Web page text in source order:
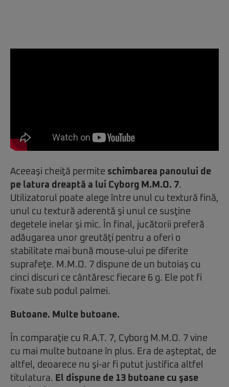
Aceeaşi cheiţă permite schimbarea panoului de
pe latura dreaptă a lui Cyborg M.M.O. 7.
Utilizatorul poate alege între unul cu textură fină,
unul cu textură aderentă şi unul ce susţine
degetele inelar şi mic. În final, jucătorii preferă
adăugarea unor greutăţi pentru a oferi o
stabilitate mai bună mouse-ului pe diferite
suprafeţe. M.M.O. 7 dispune de un butoiaş cu
cinci discuri ce cântăresc fiecare 6 g. Ele pot fi
fixate sub podul palmei.
Butoane. Multe butoane.
În comparaţie cu R.A.T. 7, Cyborg M.M.O. 7 vine
cu mai multe butoane în plus. Era de aşteptat, de
altfel, deoarece nu şi-ar fi putut justifica altfel
titulatura. El dispune de 13 butoane cu şase